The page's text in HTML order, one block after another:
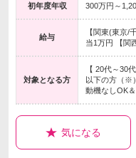
初年度年収 300万円～
給与
【関東(東京/
当1万円 【関
対象となる方
【 20代～30
以下の方（※
動機なしOK
気になる